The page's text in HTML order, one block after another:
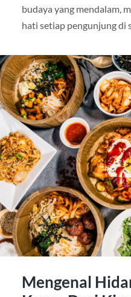
budaya yang mendalam,
hati setiap pengunjung di
Mengenal